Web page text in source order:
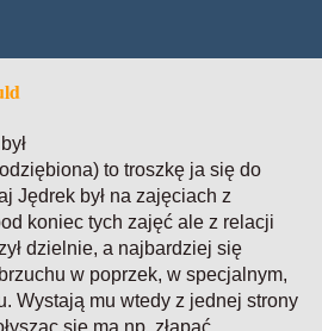
to troszkę ja się do
Jędrek był na zajęciach z
koniec tych zajęć ale z relacji
dzielnie, a najbardziej się
w poprzek, w specjalnym,
Wystają mu wtedy z jednej strony
się ma np. złapać